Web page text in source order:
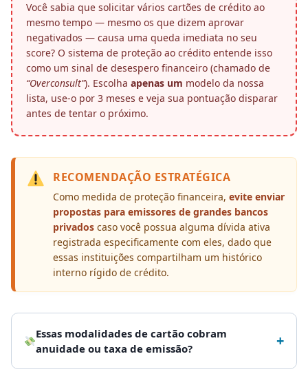
Você sabia que solicitar vários cartões de crédito ao
mesmo tempo — mesmo os que dizem aprovar
negativados — causa uma queda imediata no seu
score? O sistema de proteção ao crédito entende isso
como um sinal de desespero financeiro (chamado de
“Overconsult”). Escolha apenas um modelo da nossa
lista, use-o por 3 meses e veja sua pontuação disparar
antes de tentar o próximo.
RECOMENDAÇÃO ESTRATÉGICA
Como medida de proteção financeira,evite enviar
propostas para emissores de grandes bancos
privados caso você possua alguma dívida ativa
registrada especificamente com eles, dado que
essas instituições compartilham um histórico
interno rígido de crédito.
Essas modalidades de cartão cobram
anuidade ou taxa de emissão?
+